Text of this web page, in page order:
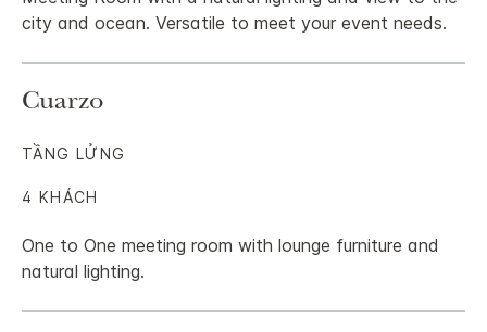
city and ocean. Versatile to meet your event needs.
Cuarzo
One to One meeting room with lounge furniture and
natural lighting.
TẦNG LỬNG
4 KHÁCH